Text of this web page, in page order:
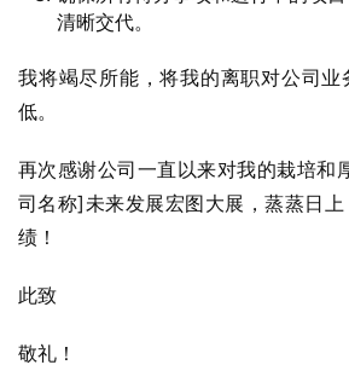
清晰交代。
我将竭尽所能，将我的离职对公司
低。
再次感谢公司一直以来对我的栽培和
司名称]未来发展宏图大展，蒸蒸日
绩！
此致
敬礼！